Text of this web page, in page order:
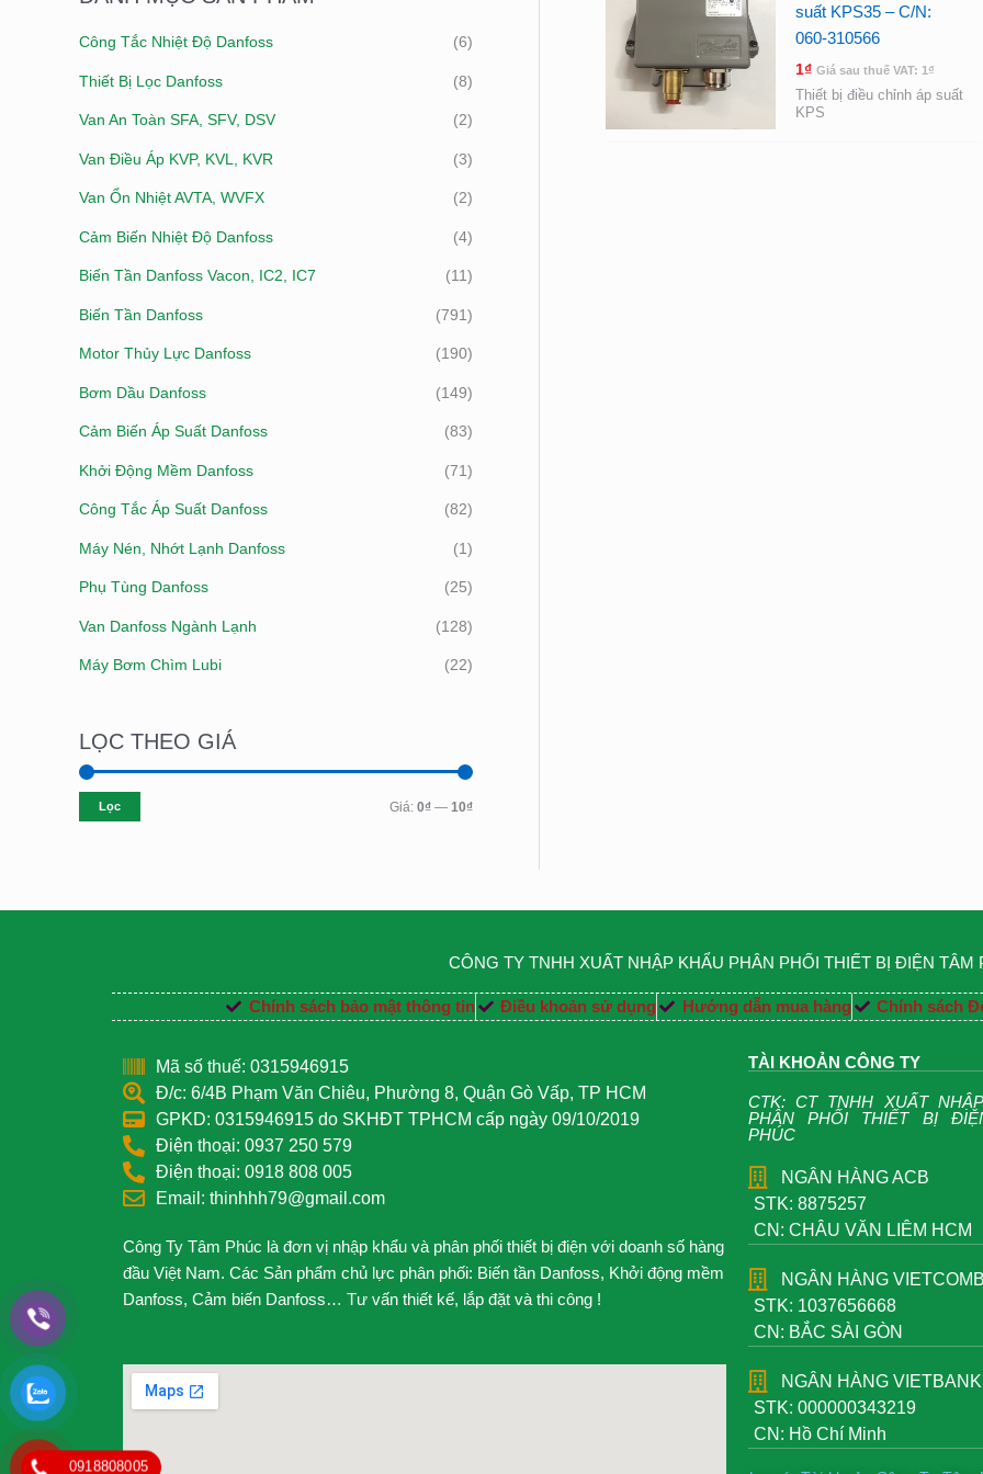
Ế
M
:
Công Tắc Nhiệt Độ Danfoss (6)
Thiết Bị Lọc Danfoss (8)
Van An Toàn SFA, SFV, DSV (2)
Van Điều Áp KVP, KVL, KVR (3)
Van Ổn Nhiệt AVTA, WVFX (2)
Cảm Biến Nhiệt Độ Danfoss (4)
Biến Tần Danfoss Vacon, IC2, IC7 (11)
Biến Tần Danfoss (791)
Motor Thủy Lực Danfoss (190)
Bơm Dầu Danfoss (149)
Cảm Biến Áp Suất Danfoss (83)
Khởi Động Mềm Danfoss (71)
Công Tắc Áp Suất Danfoss (82)
Máy Nén, Nhớt Lạnh Danfoss (1)
Phụ Tùng Danfoss (25)
Van Danfoss Ngành Lạnh (128)
Máy Bơm Chìm Lubi (22)
LỌC THEO GIÁ
Lọc Giá: 0₫ — 10₫
suất KPS35 – C/N:
060-310566
1₫ Giá sau thuế VAT: 1 ₫
Thiết bị điều chỉnh áp suất
KPS
CÔNG TY TNHH XUẤT NHẬP KHẨU PHÂN PHỐI THIẾT BỊ ĐIỆN TÂM
Chính sách bảo mật thông tin Điều khoản sử dụng Hướng dẫn mua hàng Chính sách
Mã số thuế: 0315946915
Đ/c: 6/4B Phạm Văn Chiêu, Phường 8, Quận Gò Vấp, TP HCM
GPKD: 0315946915 do SKHĐT TPHCM cấp ngày 09/10/2019
Điện thoại: 0937 250 579
Điện thoại: 0918 808 005
Email: thinhhh79@gmail.com
Công Ty Tâm Phúc là đơn vị nhập khẩu và phân phối thiết bị điện với doanh số hàng
đầu Việt Nam. Các Sản phẩm chủ lực phân phối: Biến tần Danfoss, Khởi động mềm
Danfoss, Cảm biến Danfoss… Tư vấn thiết kế, lắp đặt và thi công !
TÀI KHOẢN CÔNG TY
CTK: CT TNHH XUẤT
PHÂN PHỐI THIẾT BỊ
PHÚC
NGÂN HÀNG ACB
STK: 8875257
CN: CHÂU VĂN LIÊM HCM
NGÂN HÀNG
STK: 1037656668
CN: BẮC SÀI GÒN
NGÂN HÀNG VIETBANK
STK: 000000343219
CN: Hồ Chí Minh
0918808005